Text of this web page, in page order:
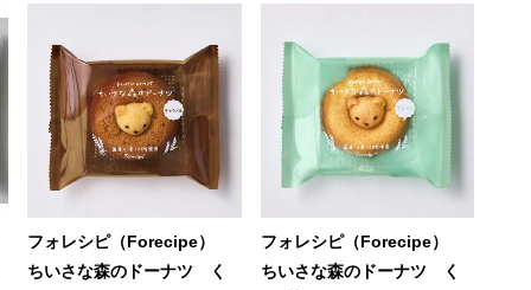
フォレシピ（Forecipe）
ちいさな森のドーナツ く
フォレシピ（Forecipe）
ちいさな森のドーナツ く